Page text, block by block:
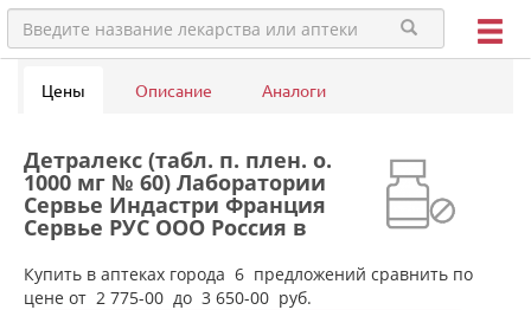
Цены Описание Аналоги
Детралекс (табл. п. плен. о.
1000 мг № 60) Лаборатории
Сервье Индастри Франция
Сервье РУС ООО Россия в
аптеках города Полевского
Купить в аптеках города 6 предложений сравнить по
цене от 2 775-00 до 3 650-00 руб.